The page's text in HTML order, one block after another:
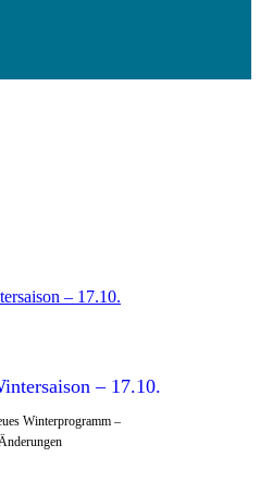
– 17.10.
Winterprogramm –